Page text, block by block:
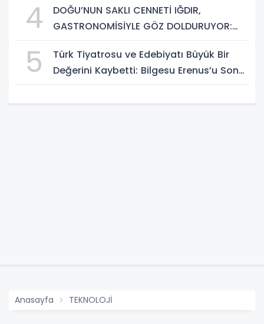
4
DOĞU’NUN SAKLI CENNETİ IĞDIR,
GASTRONOMİSİYLE GÖZ DOLDURUYOR:
BULUŞMA NOKTASI
5
Türk Tiyatrosu ve Edebiyatı Büyük Bir
Değerini Kaybetti: Bilgesu Erenus’u Son
Anasayfa TEKNOLOJİ